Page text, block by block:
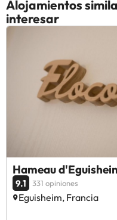
Alojamientos
interesar
Hameau
9.1 331 opiniones
Eguisheim, Francia